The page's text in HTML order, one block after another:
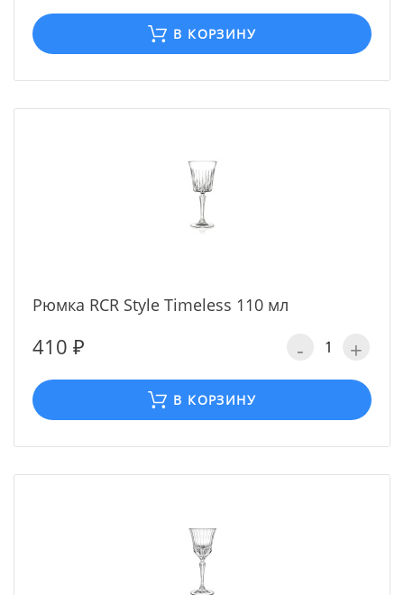
В КОРЗИНУ
Рюмка RCR Style Timeless 110 мл
410 ₽ - +
В КОРЗИНУ